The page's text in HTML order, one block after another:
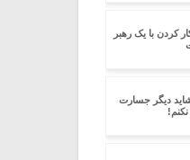
کردن با یک رهبر
دیگر جسارت